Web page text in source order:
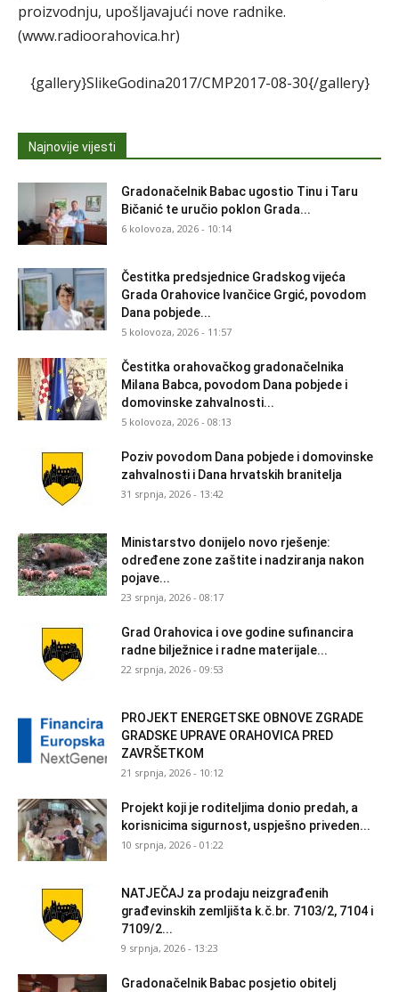
proizvodnju, upošljavajući nove radnike.
(www.radioorahovica.hr)
{gallery}SlikeGodina2017/CMP2017-08-30{/gallery}
Najnovije vijesti
Gradonačelnik Babac ugostio Tinu i Taru
Bičanić te uručio poklon Grada...
6 kolovoza, 2026 - 10:14
Čestitka predsjednice Gradskog vijeća
Grada Orahovice Ivančice Grgić, povodom
Dana pobjede...
5 kolovoza, 2026 - 11:57
Čestitka orahovačkog gradonačelnika
Milana Babca, povodom Dana pobjede i
domovinske zahvalnosti...
5 kolovoza, 2026 - 08:13
Poziv povodom Dana pobjede i domovinske
zahvalnosti i Dana hrvatskih branitelja
31 srpnja, 2026 - 13:42
Ministarstvo donijelo novo rješenje:
određene zone zaštite i nadziranja nakon
pojave...
23 srpnja, 2026 - 08:17
Grad Orahovica i ove godine sufinancira
radne bilježnice i radne materijale...
22 srpnja, 2026 - 09:53
PROJEKT ENERGETSKE OBNOVE ZGRADE
GRADSKE UPRAVE ORAHOVICA PRED
ZAVRŠETKOM
21 srpnja, 2026 - 10:12
Projekt koji je roditeljima donio predah, a
korisnicima sigurnost, uspješno priveden...
10 srpnja, 2026 - 01:22
NATJEČAJ za prodaju neizgrađenih
građevinskih zemljišta k.č.br. 7103/2, 7104 i
7109/2...
9 srpnja, 2026 - 13:23
Gradonačelnik Babac posjetio obitelj